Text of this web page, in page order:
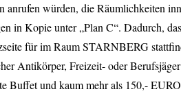
anrufen würden, die Räumlichkeiten
in Kopie unter „Plan C“. Dadurch,
für im RaumSTARNBERG
Antikörper, Freizeit- oder
Buffet und kaum mehr als 150,-EURO